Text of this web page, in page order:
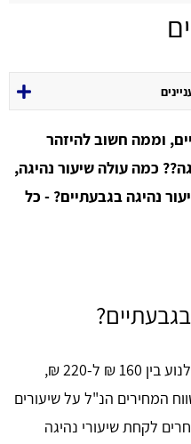
וממה חשוב להיזהר
כמה עולה שיעור נהיגה,
נהיגה בגבעתיים? - כל
מחיר שיעור נהיגה בגבעתיים יכול לנוע בין 160 ₪ ל-220 ₪,
המחירים הנ"ל על שיעורים
לקחת שיעורי נהיגה